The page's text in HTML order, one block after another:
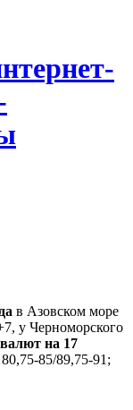
в Азовском море
у Черноморского
на 17
85/89,75-91;